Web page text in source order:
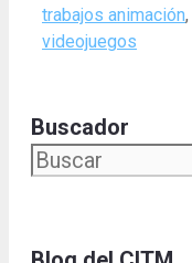
trabajos animación,
videojuegos
Buscador